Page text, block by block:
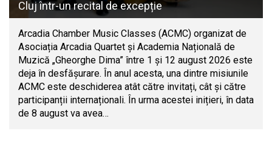
Cluj într-un recital de excepție
Arcadia Chamber Music Classes (ACMC) organizat de
Asociația Arcadia Quartet și Academia Națională de
Muzică „Gheorghe Dima” între 1 și 12 august 2026 este
deja în desfășurare. În anul acesta, una dintre misiunile
ACMC este deschiderea atât către invitați, cât și către
participanții internaționali. În urma acestei inițieri, în data
de 8 august va avea…